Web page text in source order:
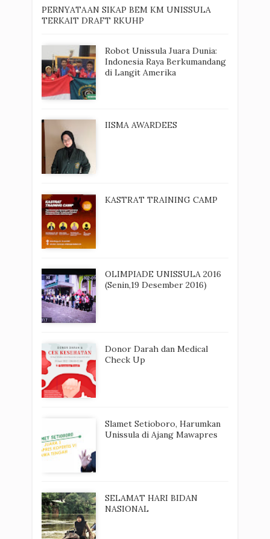
PERNYATAAN SIKAP BEM KM UNISSULA
TERKAIT DRAFT RKUHP
Robot Unissula Juara Dunia:
Indonesia Raya Berkumandang
di Langit Amerika
IISMA AWARDEES
KASTRAT TRAINING CAMP
OLIMPIADE UNISSULA 2016
(Senin,19 Desember 2016)
Donor Darah dan Medical
Check Up
Slamet Setioboro, Harumkan
Unissula di Ajang Mawapres
SELAMAT HARI BIDAN
NASIONAL